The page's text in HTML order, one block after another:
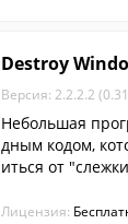
Destroy
Версия: 2.2.2.2
Небольшая
дным кодом,
иться от
ры телеметрии,
Лицензия: